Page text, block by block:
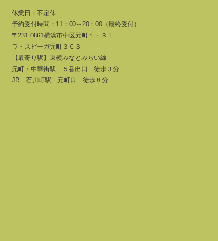
休業日：不定休
予約受付時間：11：00～20：00（最終受付）
〒231-0861横浜市中区元町１－３１
ラ・スピーガ元町３０３
【最寄り駅】東横みなとみらい線
元町・中華街駅 ５番出口 徒歩３分
JR 石川町駅 元町口 徒歩８分